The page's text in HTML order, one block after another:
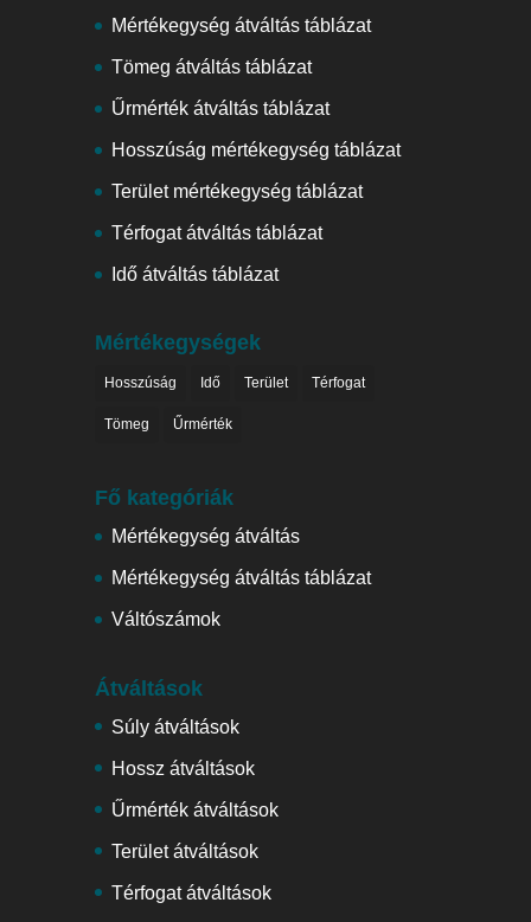
Mértékegység átváltás táblázat
Tömeg átváltás táblázat
Űrmérték átváltás táblázat
Hosszúság mértékegység táblázat
Terület mértékegység táblázat
Térfogat átváltás táblázat
Idő átváltás táblázat
Mértékegységek
Hosszúság Idő Terület Térfogat
Tömeg Űrmérték
Fő kategóriák
Mértékegység átváltás
Mértékegység átváltás táblázat
Váltószámok
Átváltások
Súly átváltások
Hossz átváltások
Űrmérték átváltások
Terület átváltások
Térfogat átváltások